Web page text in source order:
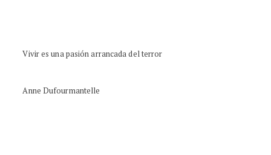
Vivir es una pasión arrancada del terror
Anne Dufourmantelle